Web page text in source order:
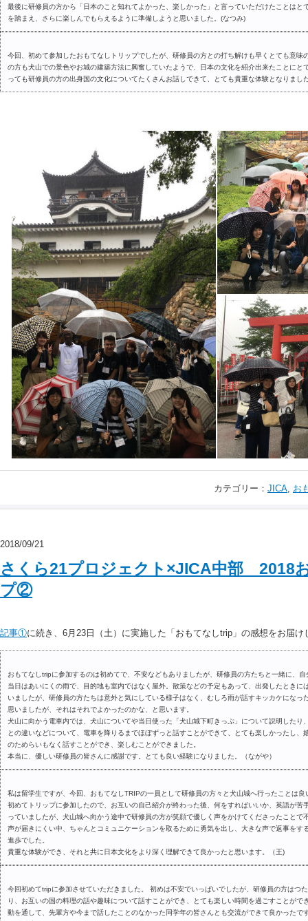
最後に研修員の方から「日本のこと知れてよかった、楽しかった」と言っていただけたことはと
を踏まえ、さらに楽しんでもらえるように準備しようと思いました。(なつみ)
今回、初めて参加したおもてなしトリップでしたが、研修員の方との打ち解けも早くとても意味
の方も犬山での景色やお城の建築方法に興奮していたようで、日本の文化を紹介出来たことにと
っても研修員の方の出身国の文化についてたくさんお話しできて、とても貴重な体験となりまし
カテゴリー： JICA, お
2018/09/21
さくら21プロジェクト×JICA中部 2018
プ②
記事①に続き、6月23日（土）に実施した「おもてなしtrip」の感想をお届け
おもてなしtripに参加するのは初めてで、不安などもありましたが、研修員の方たちと一緒に、
当日はあいにくの雨で、目的地も室内ではなく屋外。散策などの予定もあって、出発したとき
いましたが、研修員の方たちは意外と気にしている様子はなく、むしろ雨が話すキッカケになっ
思いましたが、それはそれでよかったのかな、と思います。
犬山に向かう電車内では、犬山についてや当日使った「犬山城下町きっぷ」について説明したり
との違いなどについて、電車を降りるまでほぼずっと話すことができて、とても楽しかったし、
のためらいもなく話すことができ、楽しむことができました。
本当に、優しい研修員の皆さんに感謝です。とても良い経験になりました。（ながや）
私は留学生ですが、今回、おもてなしTRIPの一員として研修員の方々と犬山城へ行ったことは良
初めてトリップに参加したので、お互いの自己紹介が終わった後、何をすればいいか、英語が苦
っていましたが、犬山城へ向かう途中で研修員の方が笑顔で優しく声をかけてくださったことで
声が届きにくい中、ちゃんとコミュニケーションを取るために勇気を出し、大きな声で返事をす
進歩でした。
貴重な体験ができ、それと共に日本文化をより深く理解できて良かったと思います。（王)
今回初めてtripに参加させていただきました。 初めは不安でいっぱいでしたが、研修員の方はつ
り、お互いの国の料理の話や趣味について話すことができ、とても楽しい時間を過ごすことがで
動を通して、先輩方や今まで話したことのなかった同学年の皆さんとも交流ができて良かったで